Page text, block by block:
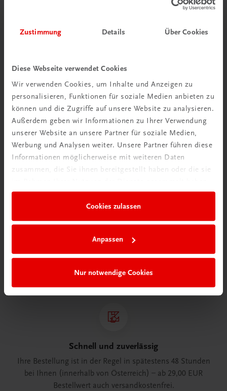
Zustimmung Details Über Cookies
Diese Webseite verwendet Cookies
Wir verwenden Cookies, um Inhalte und Anzeigen zu
personalisieren, Funktionen für soziale Medien anbieten zu
können und die Zugriffe auf unsere Website zu analysieren.
Außerdem geben wir Informationen zu Ihrer Verwendung
unserer Website an unsere Partner für soziale Medien,
Werbung und Analysen weiter. Unsere Partner führen diese
Informationen möglicherweise mit weiteren Daten
zusammen, die Sie ihnen bereitgestellt haben oder die sie
Cookies zulassen
Anpassen
Nur notwendige Cookies
75 Mitarbeiterinnen und Mitarbeitern, die eines verbindet:
Begeisterung für unsere Produkte.
Köglstraße 14 | 4020 Linz
Österreich/Austria
Tel.:+43 732 778241
WhatsApp:+43 664 88 58 69 41
mehr erfahren
Schnell und zuverlässig
Ihre Bestellung ist in der Regel in spätestens 48 Stunden
bei Ihnen (innerhalb von Österreich) – ab 29,00 EUR
Bestellwert auch versandkostenfrei.